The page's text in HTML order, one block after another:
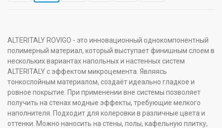
ALTERITALY ROVIGO - это инновационный однокомпонентный
полимерный материал, который выступает финишным слоем в
нескольких вариантах напольных и настенных систем
ALTERITALY с эффектом микроцемента. Являясь
тонкослойным материалом, создаёт идеально гладкое и
ровное покрытие. При применении вне системы позволяет
получить на стенах модные эффекты, требующие мелкого
наполнителя. Подходит для колеровки в различные цвета и
оттенки. Можно наносить на стены, полы, кафельную плитку,